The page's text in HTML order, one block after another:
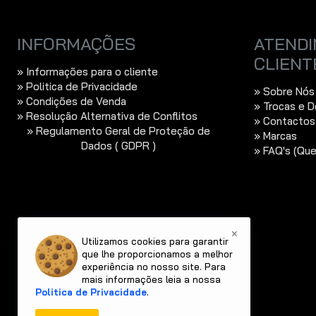
INFORMAÇÕES
» Informações para o cliente
» Politica de Privacidade
» Condições de Venda
» Resolução Alternativa de Conflitos
» Regulamento Geral de Proteção de
Dados ( GDPR )
» Sobre Nós
» Trocas e
» Contactos
» Marcas
» FAQ's
Utilizamos cookies para garantir
que lhe proporcionamos a melhor
experiência no nosso site. Para
mais informações leia a nossa
Politica de Privacidade.
×